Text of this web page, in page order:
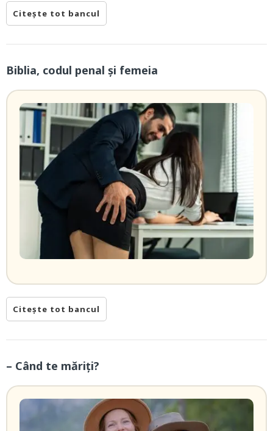
Citește tot bancul
Biblia, codul penal și femeia
Citește tot bancul
– Când te măriți?